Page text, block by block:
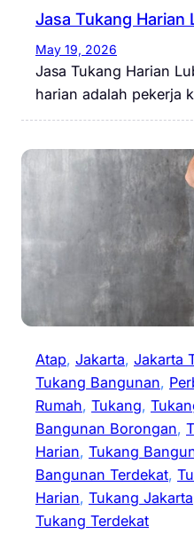
Jasa Tukang Harian
May 19, 2026
Jasa Tukang Harian
harian adalah pekerja
Atap, Jakarta, Jakarta
Tukang Bangunan,
Rumah, Tukang,
Bangunan Borongan,
Harian, Tukang
Bangunan Terdekat,
Harian, Tukang Jakarta
Tukang Terdekat